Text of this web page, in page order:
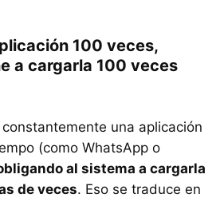
100 veces,
a cargarla 100 veces
una aplicación
(como WhatsApp o
al sistema a cargarla
de veces. Eso se traduce en